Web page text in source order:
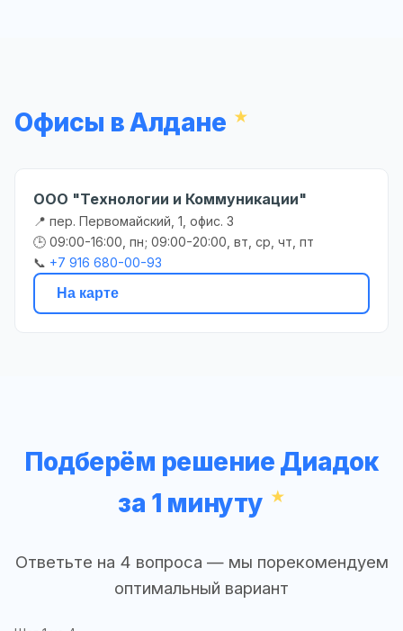
Офисы в Алдане
ООО "Технологии и Коммуникации"
📍 пер. Первомайский, 1, офис. 3
🕒 09:00-16:00, пн; 09:00-20:00, вт, ср, чт, пт
📞 +7 916 680-00-93
На карте
Подберём решение Диадок
за 1 минуту
Ответьте на 4 вопроса — мы порекомендуем
оптимальный вариант